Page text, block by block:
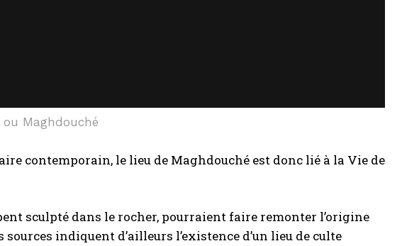
Maghdouché
contemporain, le lieu de Maghdouché est donc lié à la Vie de
sculpté dans le rocher, pourraient faire remonter l’origine
indiquent d’ailleurs l’existence d’un lieu de culte